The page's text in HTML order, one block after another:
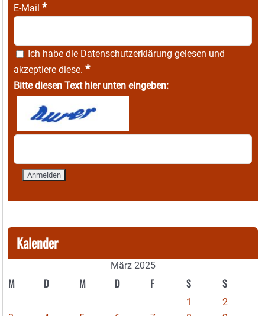
E-Mail *
Ich habe die Datenschutzerklärung gelesen und
akzeptiere diese. *
Bitte diesen Text hier unten eingeben:
Kalender
März 2025
M D M D F S S
1
2